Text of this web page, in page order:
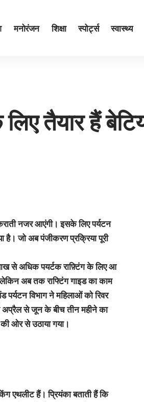
मनोरंजन शिक्षा स्पोर्ट्स स्वास्थ्य
तैयार हैं
नजर आएंगी। इसके लिए पर्यटन
है। जो अब पंजीकरण प्रक्रिया पूरी
से अधिक पयर्टक राफ़्टिंग के लिए आ
लेकिन अब तक राफ्टिंग गाइड का काम
पर्यटन विभाग ने महिलाओं को रिवर
अप्रैल से जून के बीच तीन महीने का
की ओर से उठाया गया।
एथलीट हैं। प्रियंका बताती हैं कि